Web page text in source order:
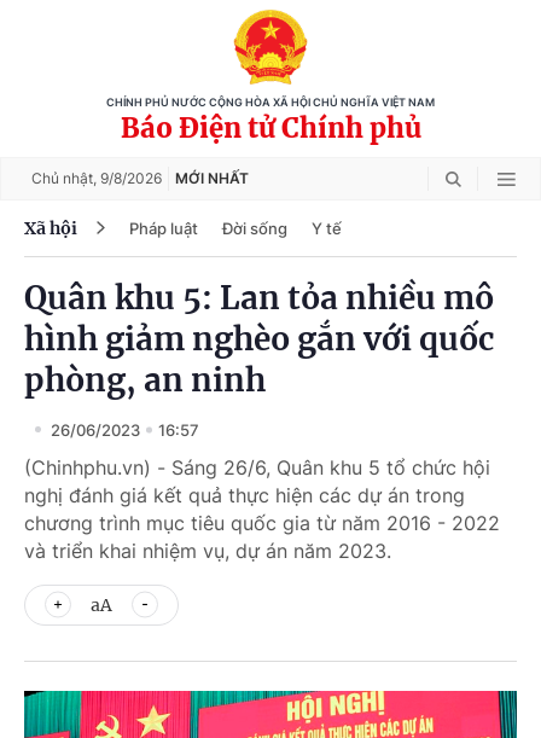
CHÍNH PHỦ NƯỚC CỘNG HÒA XÃ HỘI CHỦ NGHĨA VIỆT NAM
Báo Điện tử Chính phủ
Chủ nhật, 9/8/2026 MỚI NHẤT
Xã hội Pháp luật Đời sống Y tế
Quân khu 5: Lan tỏa nhiều mô
hình giảm nghèo gắn với quốc
phòng, an ninh
26/06/2023 16:57
(Chinhphu.vn) - Sáng 26/6, Quân khu 5 tổ chức hội
nghị đánh giá kết quả thực hiện các dự án trong
chương trình mục tiêu quốc gia từ năm 2016 - 2022
và triển khai nhiệm vụ, dự án năm 2023.
aA